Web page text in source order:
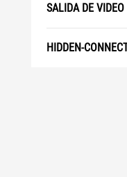
SALIDA DE VIDEO
HIDDEN-